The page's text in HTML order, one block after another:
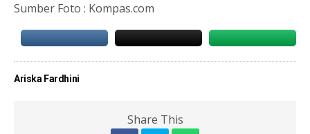
Sumber Foto : Kompas.com
Ariska Fardhini
Share This